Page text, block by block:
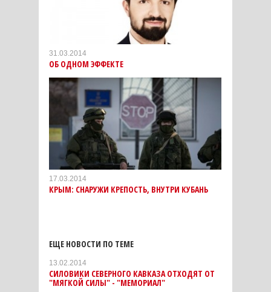
31.03.2014
ОБ ОДНОМ ЭФФЕКТЕ
17.03.2014
КРЫМ: СНАРУЖИ КРЕПОСТЬ, ВНУТРИ КУБАНЬ
ЕЩЕ НОВОСТИ ПО ТЕМЕ
13.02.2014
СИЛОВИКИ СЕВЕРНОГО КАВКАЗА ОТХОДЯТ ОТ
"МЯГКОЙ СИЛЫ" - "МЕМОРИАЛ"